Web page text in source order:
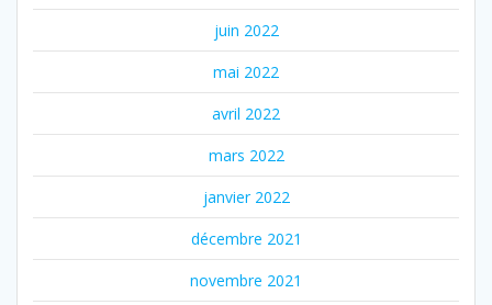
juin 2022
mai 2022
avril 2022
mars 2022
janvier 2022
décembre 2021
novembre 2021